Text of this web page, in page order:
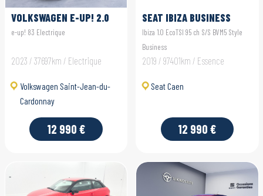
VOLKSWAGEN E-UP! 2.0
e-up! 83 Electrique
2023 / 37697km / Electrique
Volkswagen Saint-Jean-du-
Cardonnay
12 990 €
SEAT IBIZA BUSINESS
Ibiza 1.0 EcoTSI 95 ch S/S BVM5 Style
Business
2019 / 97401km / Essence
Seat Caen
12 990 €